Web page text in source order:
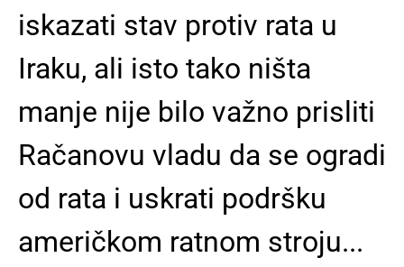
iskazati stav protiv rata u
Iraku, ali isto tako ništa
manje nije bilo važno prisliti
Račanovu vladu da se ogradi
od rata i uskrati podršku
američkom ratnom stroju...